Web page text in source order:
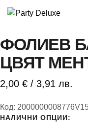
Начало Фолиев балон
ФОЛИЕВ
ЦВЯТ
2,00 € / 3,91 лв.
Код:
НАЛИЧНИ ОПЦИИ: